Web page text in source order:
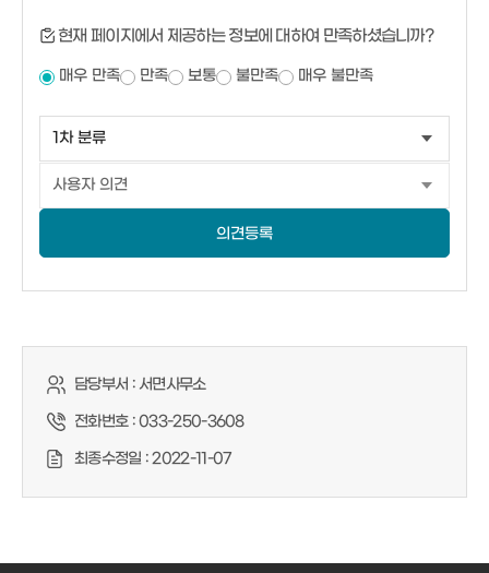
현재 페이지에서 제공하는 정보에 대하여 만족하셨습니까?
매우 만족 만족 보통 불만족 매우 불만족
의견등록
담당부서 :서면사무소
전화번호 :033-250-3608
최종수정일 :2022-11-07